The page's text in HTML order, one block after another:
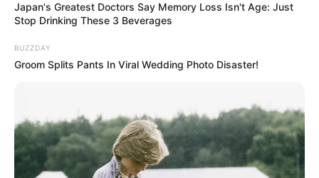
Japan's Greatest Doctors Say Memory Loss Isn't Age: Just
Stop Drinking These 3 Beverages
BUZZDAY
Groom Splits Pants In Viral Wedding Photo Disaster!